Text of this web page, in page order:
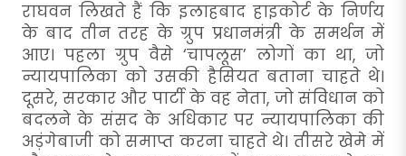
राघवन लिखते हैं कि इलाहबाद हाइकोर्ट के निर्णय
के बाद तीन तरह के ग्रुप प्रधानमंत्री के समर्थन में
आए। पहला ग्रुप वैसे ‘चापलूस’ लोगों का था, जो
न्यायपालिका को उसकी हैसियत बताना चाहते थे।
दूसरे, सरकार और पार्टी के वह नेता, जो संविधान को
बदलने के संसद के अधिकार पर न्यायपालिका की
अड़ंगेबाजी को समाप्त करना चाहते थे। तीसरे खेमे में